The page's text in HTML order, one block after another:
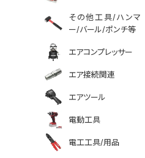
その他工具/ハンマ
ー/バール/ポンチ等
エアコンプレッサー
エア接続関連
エアツール
電動工具
電工工具/用品